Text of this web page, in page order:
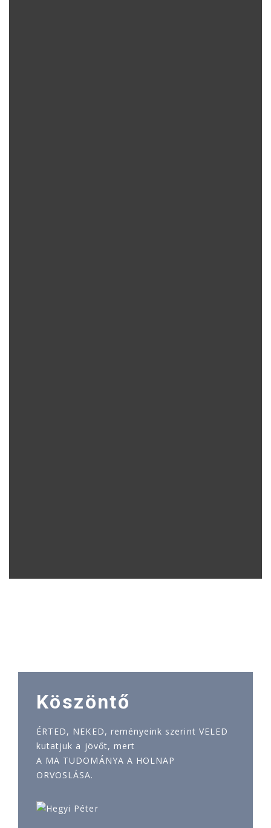
Köszöntő
ÉRTED, NEKED, reményeink szerint VELED
kutatjuk a jövőt, mert
A MA TUDOMÁNYA A HOLNAP
ORVOSLÁSA.